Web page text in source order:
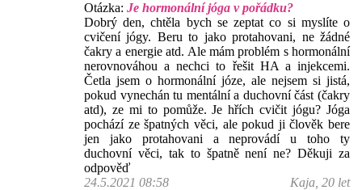
Otázka: Je hormonální jóga v pořádku?
Dobrý den, chtěla bych se zeptat co si myslíte o
cvičení jógy. Beru to jako protahovani, ne žádné
čakry a energie atd. Ale mám problém s hormonální
nerovnováhou a nechci to řešit HA a injekcemi.
Četla jsem o hormonální józe, ale nejsem si jistá,
pokud vynechán tu mentální a duchovní část (čakry
atd), ze mi to pomůže. Je hřích cvičit jógu? Jóga
pochází ze špatných věci, ale pokud ji člověk bere
jen jako protahovani a neprovádí u toho ty
duchovní věci, tak to špatně není ne? Děkuji za
odpověď
24.5.2021 08:58
Kaja, 20 let